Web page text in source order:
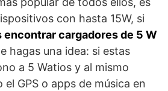
con hasta 15W, si
encontrar cargadores de 5 W
hagas una idea: si estas
a 5 Watios y al mismo
GPS o apps de música en